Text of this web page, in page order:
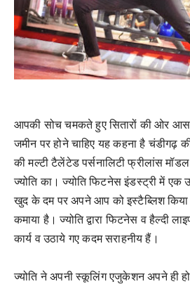
आपकी सोच चमकते हुए सितारों की ओर
जमीन पर होने चाहिए यह कहना है चंडीगढ़
की मल्टी टैलेंटेड पर्सनालिटी फ्रीलांस
ज्योति का। ज्योति फिटनेस इंडस्ट्री में एक
खुद के दम पर अपने आप को इस्टैब्लिश किया
कमाया है। ज्योति द्वारा फिटनेस व हैल्दी
कार्य व उठाये गए कदम सराहनीय हैं।
ज्योति ने अपनी स्कूलिंग एजुकेशन अपने ही